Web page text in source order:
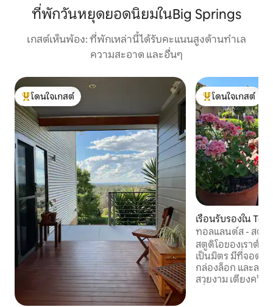
ที่พักวันหยุดยอดนิยมในBig Springs
เกสต์เห็นพ้อง: ที่พักเหล่านี้ได้รับคะแนนสูงด้านทำเล
ความสะอาด และอื่นๆ
โดนใจเกสต์ที่สุด
โดนใจเกสต์
โดนใจเกสต์ที่สุด
โดนใจเกสต์
เรือนรับรองใน
ทอลแลนด์ส - สตูดิ
สตูดิโอของเราตั้ง
เป็นมิตร มีที่จอดร
กล่องล็อก และลา
สวยงาม เตียงควีนไซส์และโซฟาเดย์เบด